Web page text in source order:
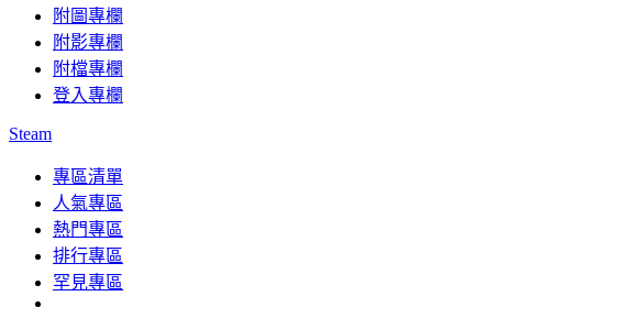
附圖專欄
附影專欄
附檔專欄
登入專欄
Steam
專區清單
人氣專區
熱門專區
排行專區
罕見專區